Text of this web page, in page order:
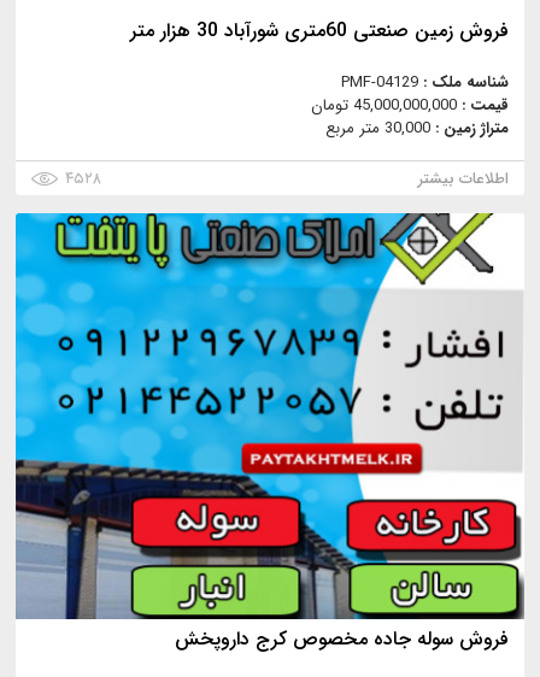
فروش زمین صنعتی 60متری شورآباد 30 هزار متر
شناسه ملک : PMF-04129
قیمت : 45,000,000,000 تومان
متراژ زمین : 30,000 متر مربع
اطلاعات بیشتر
۴۵۲۸
فروش سوله جاده مخصوص کرج داروپخش